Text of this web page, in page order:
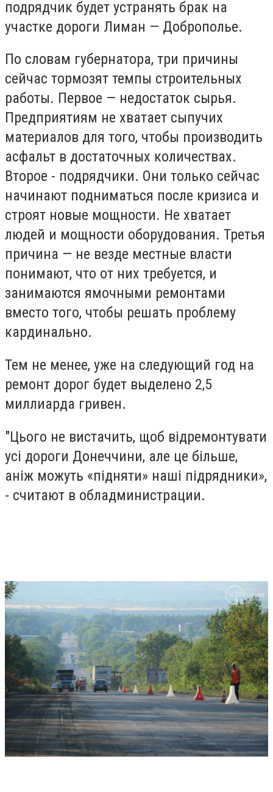
подрядчик будет устранять брак на
участке дороги Лиман — Доброполье.
По словам губернатора, три причины
сейчас тормозят темпы строительных
работы. Первое — недостаток сырья.
Предприятиям не хватает сыпучих
материалов для того, чтобы производить
асфальт в достаточных количествах.
Второе - подрядчики. Они только сейчас
начинают подниматься после кризиса и
строят новые мощности. Не хватает
людей и мощности оборудования. Третья
причина — не везде местные власти
понимают, что от них требуется, и
занимаются ямочными ремонтами
вместо того, чтобы решать проблему
кардинально.
Тем не менее, уже на следующий год на
ремонт дорог будет выделено 2,5
миллиарда гривен.
"Цього не вистачить, щоб відремонтувати
усі дороги Донеччини, але це більше,
аніж можуть «підняти» наші підрядники»,
- считают в обладминистрации.